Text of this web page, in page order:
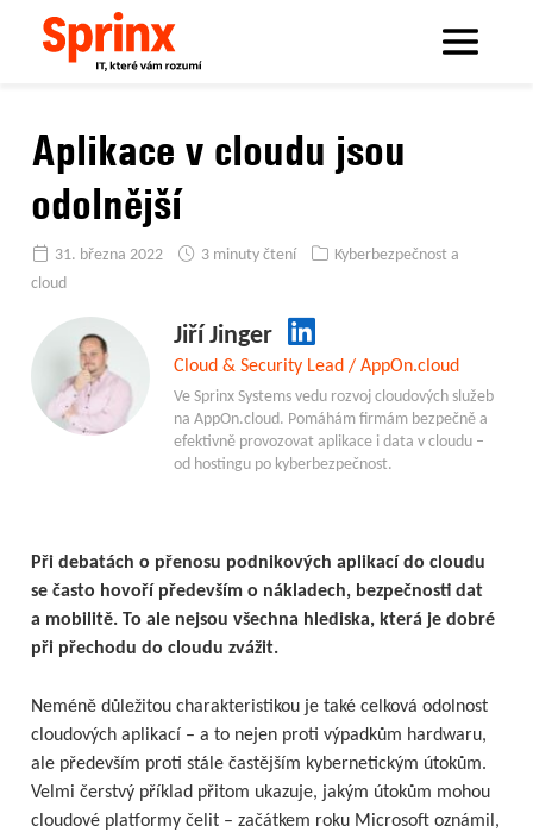
Sprinx.com Sprinx bloguje Aplikace v cloudu jsou odolnější
Aplikace v cloudu jsou
odolnější
31. března 2022 3 minuty čtení
Kyberbezpečnost a
cloud
Jiří Jinger
Cloud & Security Lead / AppOn.cloud
Ve Sprinx Systems vedu rozvoj cloudových služeb
na AppOn.cloud. Pomáhám firmám bezpečně a
efektivně provozovat aplikace i data v cloudu –
od hostingu po kyberbezpečnost.
Při debatách o přenosu podnikových aplikací do cloudu
se často hovoří především o nákladech, bezpečnosti dat
a mobilitě. To ale nejsou všechna hlediska, která je dobré
při přechodu do cloudu zvážit.
Neméně důležitou charakteristikou je také celková odolnost
cloudových aplikací – a to nejen proti výpadkům hardwaru,
ale především proti stále častějším kybernetickým útokům.
Velmi čerstvý příklad přitom ukazuje, jakým útokům mohou
cloudové platformy čelit – začátkem roku Microsoft oznámil,